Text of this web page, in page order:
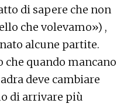
di sapere che non
che volevamo») ,
alcune partite.
che quando mancano
deve cambiare
di arrivare più